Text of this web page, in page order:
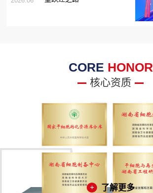
CORE HONOR
核心资质
了解更多